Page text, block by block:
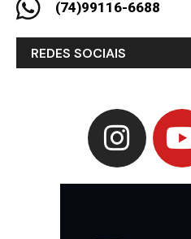
(74)99116-6688
REDES SOCIAIS